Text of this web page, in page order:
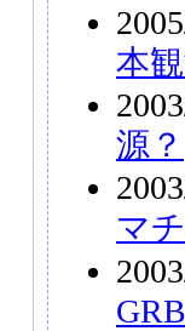
本
源？
マ